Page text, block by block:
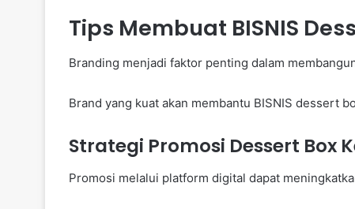
Tips Membuat BISNIS
Branding menjadi faktor penting dalam
Brand yang kuat akan membantu BISNIS dessert
Strategi Promosi Dessert Box
Promosi melalui platform digital dapat